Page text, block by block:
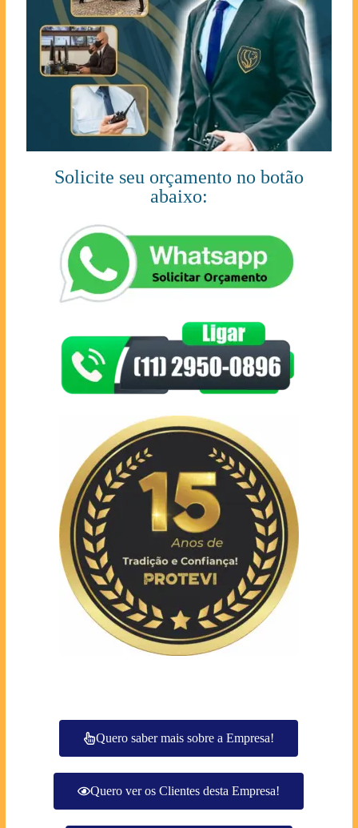
Solicite seu orçamento no botão
abaixo:
Quero saber mais sobre a Empresa!
Quero ver os Clientes desta Empresa!